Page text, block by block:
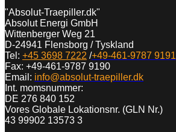
"Absolut-Traepiller.dk"
Absolut Energi GmbH
Wittenberger Weg 21
D-24941 Flensborg / Tyskland
Tel: +45 3698 7222 /+49-461-9787 9191
Fax: +49-461-9787 9190
Email: info@absolut-traepiller.dk
Int. momsnummer:
DE 276 840 152
Vores Globale Lokationsnr. (GLN Nr.)
43 99902 13573 3